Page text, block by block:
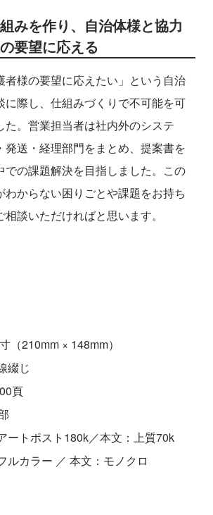
みを作り、自治体様と協力
要望に応える
者様の要望に応えたい」という自治
に際し、仕組みづくりで不可能を可
た。営業担当者は社内外のシステ
発送・経理部門をまとめ、提案書を
での課題解決を目指しました。この
わからない困りごとや課題をお持ち
談いただければと思います。
（210mm × 148mm）
綴じ
頁
ートポスト180k／本文：上質70k
ルカラー ／ 本文：モノクロ